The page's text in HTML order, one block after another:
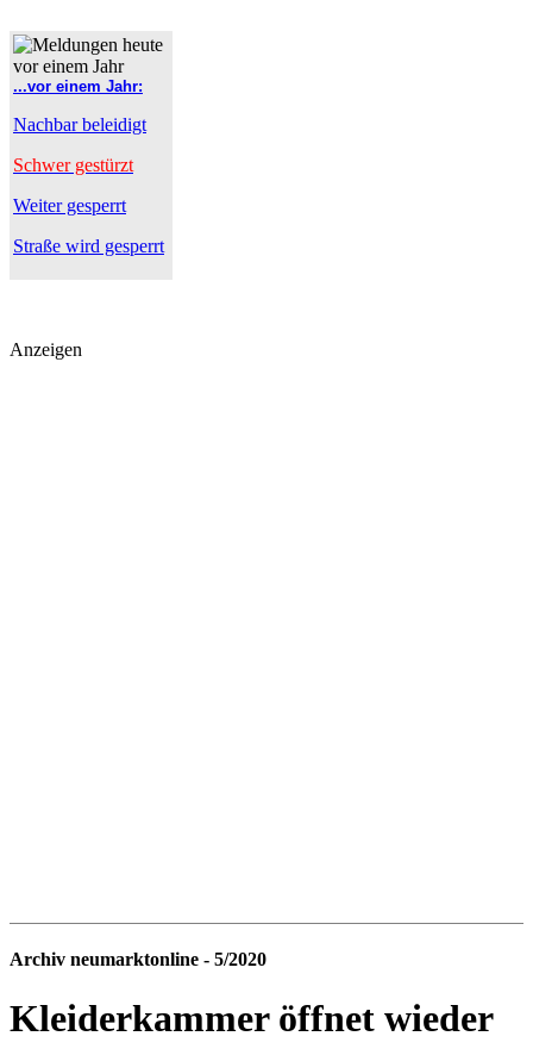
...vor einem Jahr:
Nachbar beleidigt
Schwer gestürzt
Weiter gesperrt
Straße wird gesperrt
Anzeigen
Archiv neumarktonline - 5/2020
Kleiderkammer öffnet wieder